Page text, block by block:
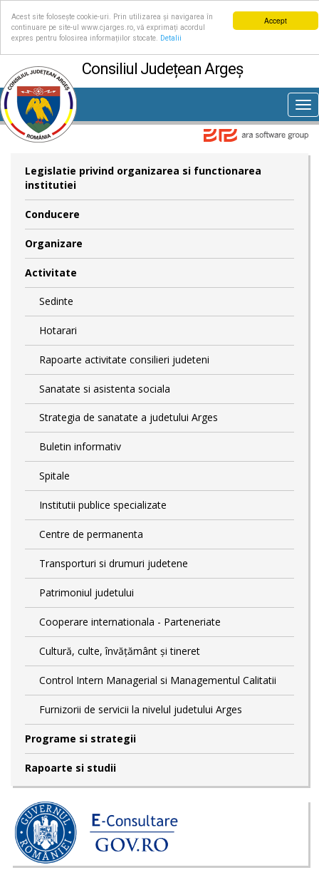
Accept
Acest site folosește cookie-uri. Prin utilizarea și navigarea în
continuare pe site-ul www.cjarges.ro, vă exprimați acordul
expres pentru folosirea informațiilor stocate.
Detalii
Consiliul Județean Argeș
Legislatie privind organizarea si functionarea
institutiei
Conducere
Organizare
Activitate
Sedinte
Hotarari
Rapoarte activitate consilieri judeteni
Sanatate si asistenta sociala
Strategia de sanatate a judetului Arges
Buletin informativ
Spitale
Institutii publice specializate
Centre de permanenta
Transporturi si drumuri judetene
Patrimoniul judetului
Cooperare internationala - Parteneriate
Cultură, culte, învățământ și tineret
Control Intern Managerial si Managementul Calitatii
Furnizorii de servicii la nivelul judetului Arges
Programe si strategii
Rapoarte si studii